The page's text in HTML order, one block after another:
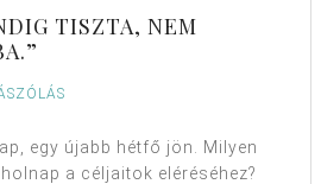
TISZTA, NEM
egy újabb hétfő jön. Milyen
a céljaitok eléréséhez?